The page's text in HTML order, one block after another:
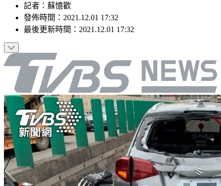
記者 ： 蘇憶歡
發佈時間： 2021.12.01 17:32
最後更新時間： 2021.12.01 17:32